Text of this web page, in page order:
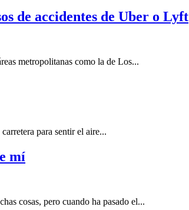
de accidentes de Uber o Lyft
metropolitanas como la de Los...
para sentir el aire...
mí
cosas, pero cuando ha pasado el...